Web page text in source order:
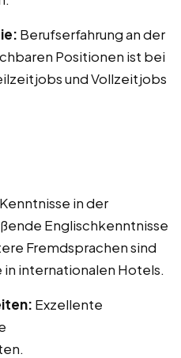
Berufserfahrung an der
Positionen ist bei
und Vollzeitjobs
in der
Englischkenntnisse
Fremdsprachen sind
internationalen Hotels.
Exzellente